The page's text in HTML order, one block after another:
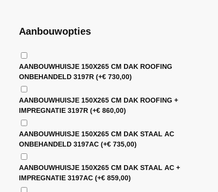
Aanbouwopties
AANBOUWHUISJE 150X265 CM DAK ROOFING
ONBEHANDELD 3197R(+€ 730,00)
AANBOUWHUISJE 150X265 CM DAK ROOFING +
IMPREGNATIE 3197R(+€ 860,00)
AANBOUWHUISJE 150X265 CM DAK STAAL AC
ONBEHANDELD 3197AC(+€ 735,00)
AANBOUWHUISJE 150X265 CM DAK STAAL AC +
IMPREGNATIE 3197AC(+€ 859,00)